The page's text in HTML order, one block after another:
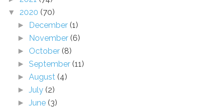
▼ 2020 (70)
► December (1)
► November (6)
► October (8)
►September (11)
►August (4)
►July (2)
►June (3)